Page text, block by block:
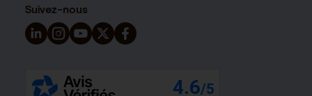
Suivez-nous
Suivez-nous sur LinkedIn - Nouvelle fenêtre
Suivez-nous sur Instagram - Nouvelle fenêtre
Suivez-nous sur YouTube - Nouvelle fenêtre
Suivez-nous sur X - Nouvelle fenêtre
Suivez-nous sur Facebook - Nouvelle